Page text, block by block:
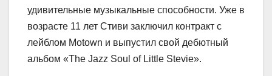
удивительные музыкальные способности. Уже в
возрасте 11 лет Стиви заключил контракт с
лейблом Motown и выпустил свой дебютный
альбом «The Jazz Soul of Little Stevie».